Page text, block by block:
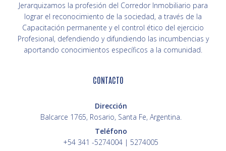
Jerarquizamos la profesión del Corredor Inmobiliario para
lograr el reconocimiento de la sociedad, a través de la
Capacitación permanente y el control ético del ejercicio
Profesional, defendiendo y difundiendo las incumbencias y
aportando conocimientos específicos a la comunidad.
CONTACTO
Dirección
Balcarce 1765, Rosario, Santa Fe, Argentina.
Teléfono
+54 341 -5274004 | 5274005